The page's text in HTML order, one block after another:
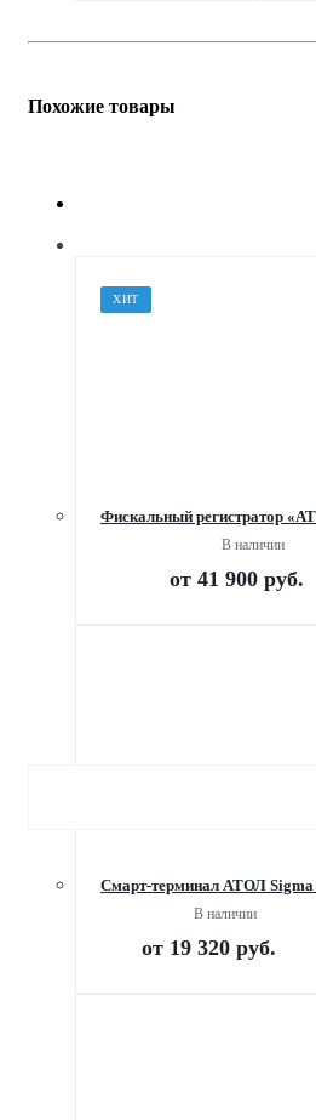
Похожие товары
ХИТ
Фискальный регистратор
В наличии
от 41 900 руб.
Смарт-терминал АТОЛ Sigma
В наличии
от 19 320 руб.